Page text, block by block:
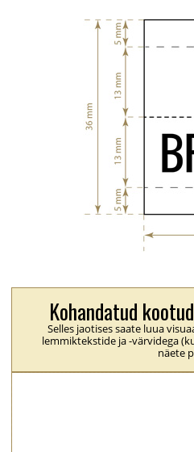
Kohandatud
Selles jaotises saate luua
lemmiktekstide ja -värvidega
näete